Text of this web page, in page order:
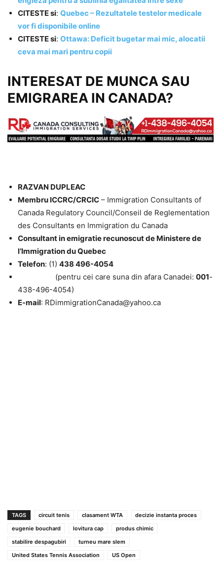
CITESTE si: Quebec – Rezultatele testelor medicale
vor fi disponibile online
CITESTE si: Ottawa: Deficit bugetar mai mic, alocatii
ceva mai mari pentru copii
INTERESAT DE MUNCA SAU
EMIGRAREA IN CANADA?
RAZVAN DUPLEAC
Membru ICCRC/CRCIC – Immigration Consultants of
Canada Regulatory Council/Conseil de Reglementation
des Consultants en Immigration du Canada
Consultant in emigratie recunoscut de Ministere de
l’Immigration du Quebec
Telefon: (1) 438 496-4054
(pentru cei care suna din afara Canadei: 001-
438-496-4054)
E-mail: RDimmigrationCanada@yahoo.ca
TAGS circuit tenis clasament WTA
decizie instanta proces
eugenie bouchard
lovitura cap
produs chimic
stabilire despagubiri
turneu mare slem
United States Tennis Association
US Open